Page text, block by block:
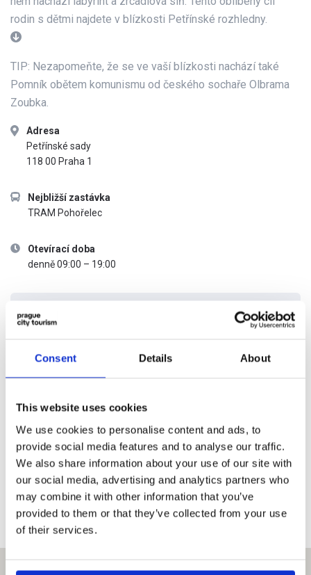
Consent Details About
This website uses cookies
We use cookies to personalise content and ads, to
provide social media features and to analyse our traffic.
We also share information about your use of our site with
our social media, advertising and analytics partners who
may combine it with other information that you’ve
provided to them or that they’ve collected from your use
of their services.
rodin s dětmi najdete v blízkosti Petřínské rozhledny.
TIP: Nezapomeňte, že se ve vaší blízkosti nachází také
Pomník obětem komunismu od českého sochaře Olbrama
Zoubka.
Adresa
Petřínské sady
118 00 Praha 1
Nejbližší zastávka
TRAM Pohořelec
Otevírací doba
denně 09:00 – 19:00
Ceník vstupného
KATEGORIE
BĚŽNÉ
S PRAGUE
Student 120,- Zdarma
Dítě 100,- Zdarma